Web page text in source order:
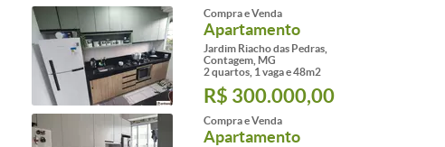
Compra e Venda
Apartamento
Jardim Riacho das Pedras,
Contagem, MG
2 quartos, 1 vaga e 48m2
R$ 300.000,00
Compra e Venda
Apartamento